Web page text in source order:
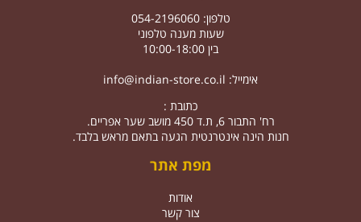
טלפון: 054-2196060
שעות מענה טלפוני
בין 10:00-18:00
אימייל: info@indian-store.co.il
כתובת :
רח' התבור 6, ת.ד 450 מושב שער אפריים.
חנות הינה אינטרנטית הגעה בתאם מראש בלבד.
מפת אתר
אודות
צור קשר